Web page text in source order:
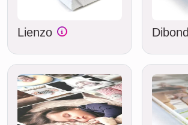
Lienzo Dibond